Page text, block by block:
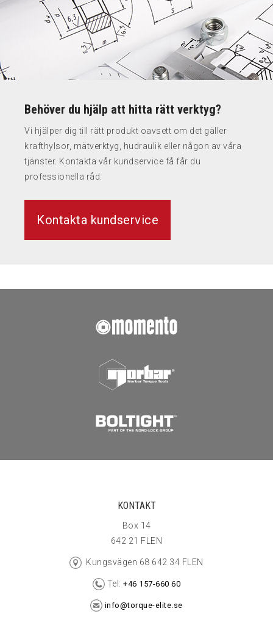
Behöver du hjälp att hitta rätt verktyg?
Vi hjälper dig till rätt produkt oavsett om det gäller
krafthylsor, mätverktyg, hudraulik eller någon av våra
tjänster. Kontakta vår kundservice få får du
professionella råd.
Kontakta kundservice
KONTAKT
Box 14
642 21 FLEN
Kungsvägen 68 642 34 FLEN
Tel: +46 157-660 60
info@torque-elite.se